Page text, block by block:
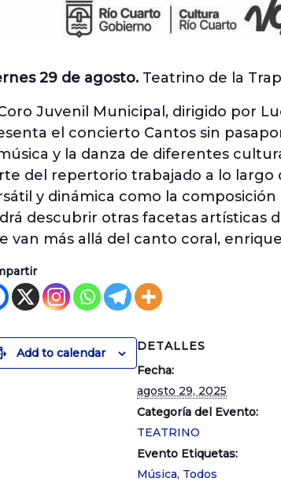
29 de agosto. Teatrino de la
Juvenil Municipal, dirigido por
el concierto Cantos sin
y la danza de diferentes
del repertorio trabajado a lo
y dinámica como la
descubrir otras facetas artísticas
van más allá del canto coral,
Add to calendar
DETALLES
Fecha:
agosto 29, 2025
Categoría del Evento:
TEATRINO
Evento Etiquetas:
Música, Todos